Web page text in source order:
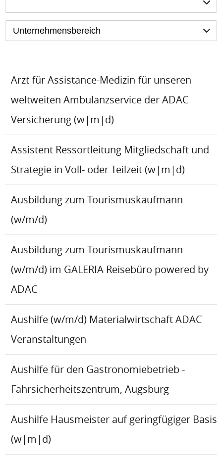
Unternehmensbereich
Arzt für Assistance-Medizin für unseren
weltweiten Ambulanzservice der ADAC
Versicherung (w|m|d)
Assistent Ressortleitung Mitgliedschaft und
Strategie in Voll- oder Teilzeit (w|m|d)
Ausbildung zum Tourismuskaufmann
(w/m/d)
Ausbildung zum Tourismuskaufmann
(w/m/d) im GALERIA Reisebüro powered by
ADAC
Aushilfe (w/m/d) Materialwirtschaft ADAC
Veranstaltungen
Aushilfe für den Gastronomiebetrieb -
Fahrsicherheitszentrum, Augsburg
Aushilfe Hausmeister auf geringfügiger Basis
(w|m|d)